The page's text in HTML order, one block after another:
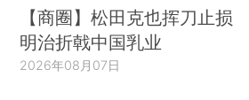
【商圈】松田克也挥刀止损
明治折戟中国乳业
2026年08月07日